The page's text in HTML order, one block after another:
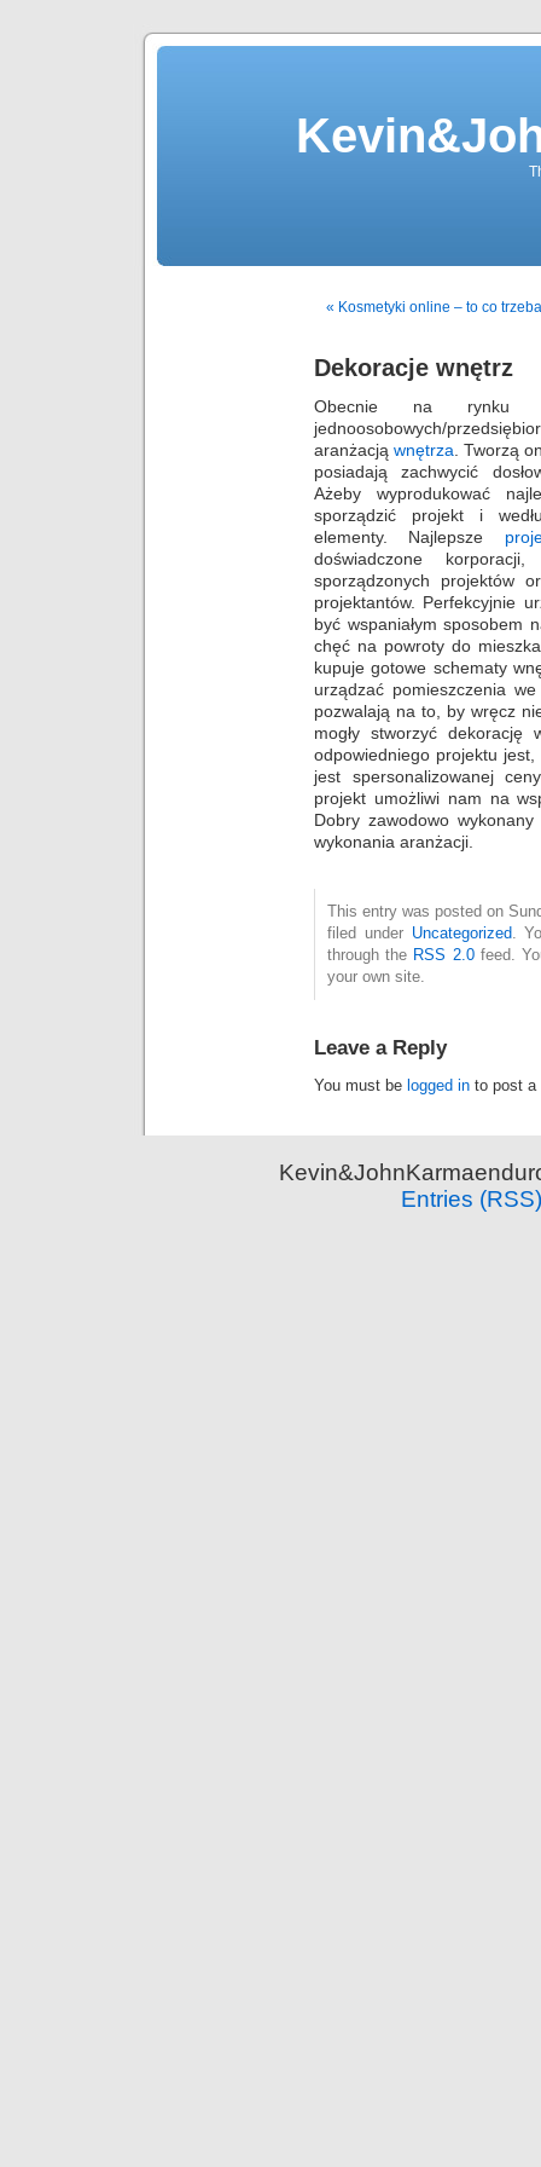
« Kosmetyki online – to co
Dekoracje wnętrz
Obecnie na rynku
jednoosobowych/
aranżacją wnętrza . Tworzą
posiadają zachwycić
Ażeby wyprodukować
sporządzić projekt i
elementy. Najlepsze
doświadczone
sporządzonych projektów
projektantów. Perfekcyjnie
być wspaniałym sposobem
chęć na powroty do
kupuje gotowe schematy
urządzać pomieszczenia
pozwalają na to, by wręcz
mogły stworzyć dekorację
odpowiedniego projektu
jest spersonalizowanej
projekt umożliwi nam na
Dobry zawodowo
wykonania aranżacji.
This entry was posted on
filed under Uncategorized.
through the RSS 2.0feed.
your own site.
Leave a Reply
You must be logged in to post a
Entries (RSS)